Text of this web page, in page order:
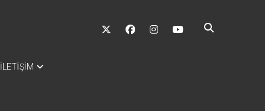
twitter facebookinstagramyoutube
İLETİŞİM